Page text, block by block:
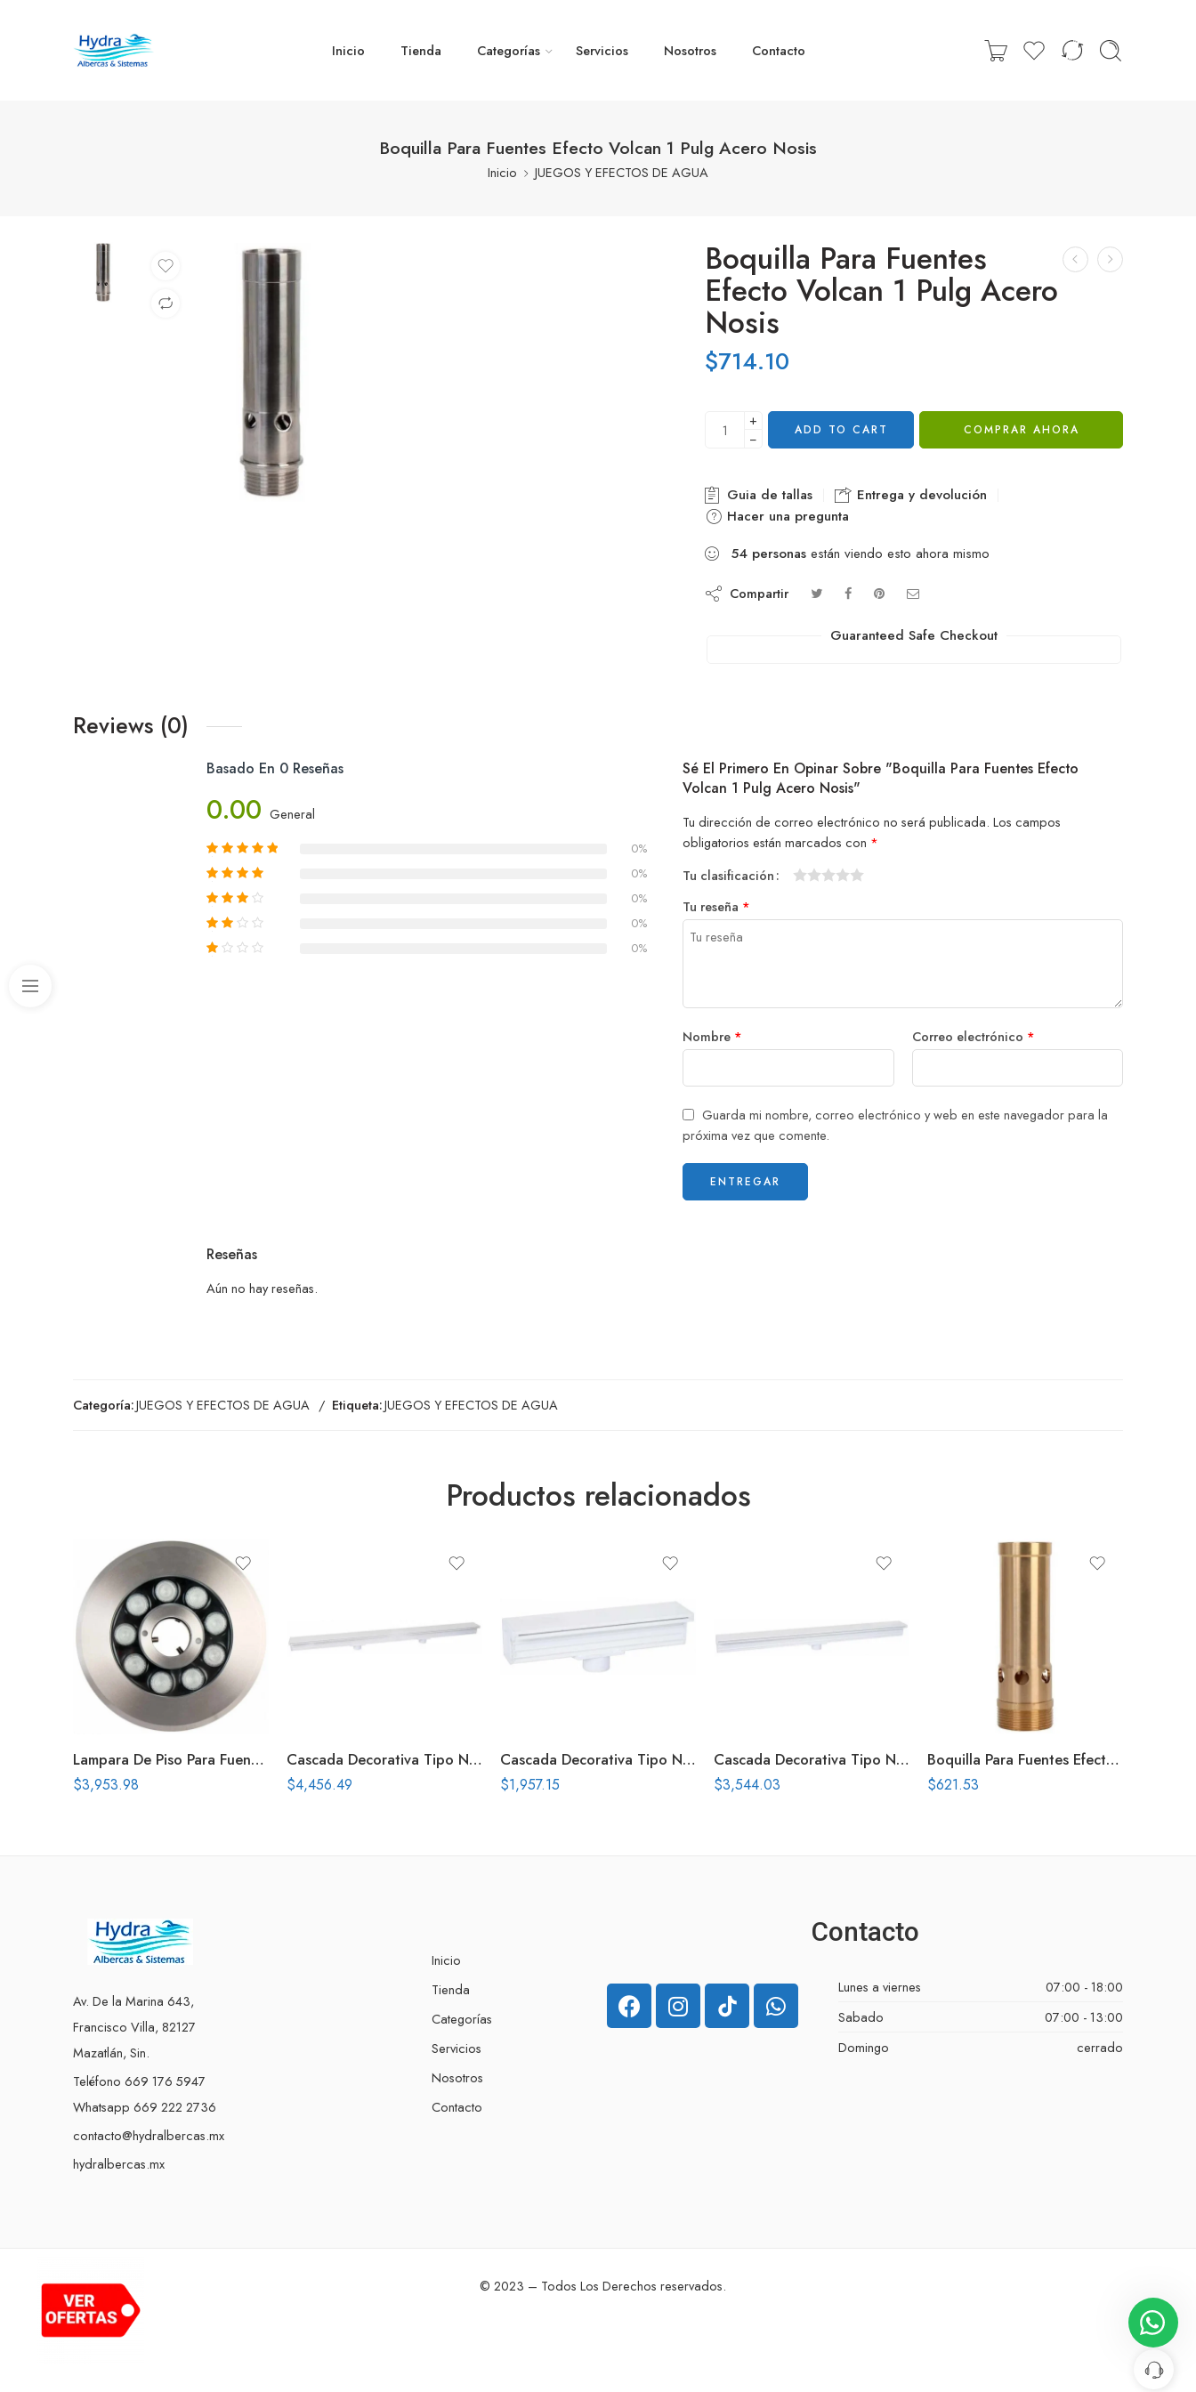
Inicio Tienda Categorías Servicios Nosotros Contacto
Boquilla Para Fuentes Efecto Volcan 1 Pulg Acero Nosis
Inicio JUEGOS Y EFECTOS DE AGUA
Boquilla Para Fuentes
Efecto Volcan 1 Pulg Acero
Nosis
$714.10
+
−
ADD TO CART COMPRAR AHORA
Guia de tallas
Entrega y devolución
Hacer una pregunta
54 personas están viendo esto ahora mismo
Compartir
Guaranteed Safe Checkout
Reviews (0)
Basado En 0 Reseñas
0.00 General
0%
0%
0%
0%
0%
Sé El Primero En Opinar Sobre "Boquilla Para Fuentes Efecto
Volcan 1 Pulg Acero Nosis"
Tu dirección de correo electrónico no será publicada. Los campos
obligatorios están marcados con *
Tu clasificación
Tu reseña *
Nombre * Correo electrónico *
Guarda mi nombre, correo electrónico y web en este navegador para la
próxima vez que comente.
Reseñas
Aún no hay reseñas.
Categoría:JUEGOS Y EFECTOS DE AGUA Etiqueta:JUEGOS Y EFECTOS DE AGUA
Productos relacionados
Lampara De Piso Para Fuentesled Multicolor Serie Flusso 9W 165P Vca
$3,953.98
Cascada Decorativa Tipo Natural 48 Pulg Conex Inf
$4,456.49
Cascada Decorativa Tipo Natural 12 Pulg Conex Inf
$1,957.15
Cascada Decorativa Tipo Natural 36 Pulg Conex Inf
$3,544.03
Boquilla Para Fuentes Efecto Volcan 1.5 Pulg Nosis
$621.53
Av. De la Marina 643,
Francisco Villa, 82127
Mazatlán, Sin.
Teléfono 669 176 5947
Whatsapp 669 222 2736
contacto@hydralbercas.mx
hydralbercas.mx
Inicio
Tienda
Categorías
Servicios
Nosotros
Contacto
Contacto
Lunes a viernes
07:00 - 18:00
Sabado
07:00 - 13:00
Domingo
cerrado
© 2023 – Todos Los Derechos reservados.